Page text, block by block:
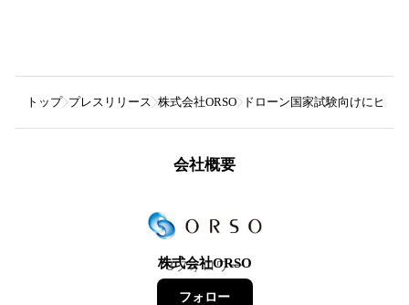
トップ プレスリリース 株式会社ORSO ドローン国家試験向けにビジ
会社概要
株式会社ORSO
3フォロワー
フォロー